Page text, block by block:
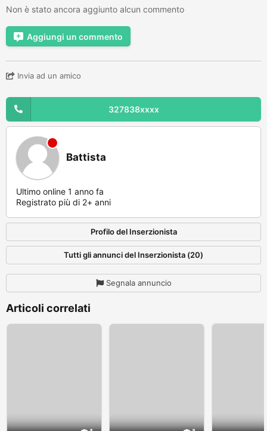
Non è stato ancora aggiunto alcun commento
Aggiungi un commento
Invia ad un amico
327838xxxx
Battista
Ultimo online 1 anno fa
Registrato più di 2+ anni
Profilo del Inserzionista
Tutti gli annunci del Inserzionista (20)
Segnala annuncio
Articoli correlati